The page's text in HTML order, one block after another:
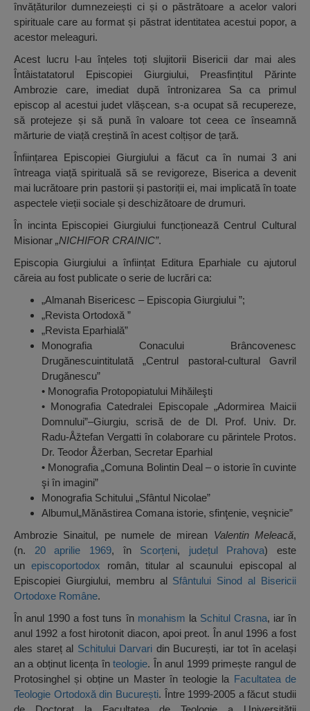
învățăturilor dumnezeiești ci și o păstrătoare a acelor valori
spirituale care au format și păstrat identitatea acestui popor, a
acestor meleaguri.
Acest lucru l-au înțeles toți slujitorii Bisericii dar mai ales
Întâistatatorul Episcopiei Giurgiului, Preasfințitul Părinte
Ambrozie care, imediat după întronizarea Sa ca primul
episcop al acestui judet vlășcean, s-a ocupat să recupereze,
să protejeze și să pună în valoare tot ceea ce înseamnă
mărturie de viață creștină în acest colțișor de țară.
Înființarea Episcopiei Giurgiului a făcut ca în numai 3 ani
întreaga viață spirituală să se revigoreze, Biserica a devenit
mai lucrătoare prin pastorii și pastoriții ei, mai implicată în toate
aspectele vieții sociale și deschizătoare de drumuri.
În incinta Episcopiei Giurgiului funcționează Centrul Cultural
Misionar „NICHIFOR CRAINIC”.
Episcopia Giurgiului a înființat Editura Eparhiale cu ajutorul
căreia au fost publicate o serie de lucrări ca:
„Almanah Bisericesc – Episcopia Giurgiului ”;
„Revista Ortodoxă ”
„Revista Eparhială”
Monografia Conacului Brâncovenesc
Drugănescuintitulată „Centrul pastoral-cultural Gavril
Drugănescu”
• Monografia Protopopiatului Mihăileşti
• Monografia Catedralei Episcopale „Adormirea Maicii
Domnului”–Giurgiu, scrisă de de Dl. Prof. Univ. Dr.
Radu-Åžtefan Vergatti în colaborare cu părintele Protos.
Dr. Teodor Åžerban, Secretar Eparhial
• Monografia „Comuna Bolintin Deal – o istorie în cuvinte
şi în imagini”
Monografia Schitului „Sfântul Nicolae”
Albumul„Mănăstirea Comana istorie, sfinţenie, veşnicie”
Ambrozie Sinaitul, pe numele de mirean Valentin Meleacă,
(n. 20 aprilie 1969, în Scorțeni, județul Prahova) este
unepiscoportodox român, titular al scaunului episcopal al
Episcopiei Giurgiului, membru al Sfântului Sinod al Bisericii
Ortodoxe Române.
În anul 1990 a fost tuns în monahism la Schitul Crasna, iar în
anul 1992 a fost hirotonit diacon, apoi preot. În anul 1996 a fost
ales stareț al Schitului Darvari din București, iar tot în același
an a obținut licența înteologie. În anul 1999 primește rangul de
Protosinghel și obține un Master în teologie la Facultatea de
Teologie Ortodoxă din București. Între 1999-2005 a făcut studii